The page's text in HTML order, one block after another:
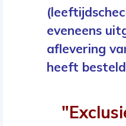
eveneens
aflevering
heeft